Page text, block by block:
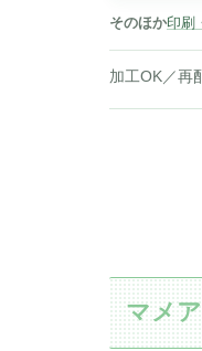
そのほか印刷
加工OK／再
マメ